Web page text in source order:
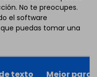
No te preocupes.
el software
puedas tomar una
texto Mejor para